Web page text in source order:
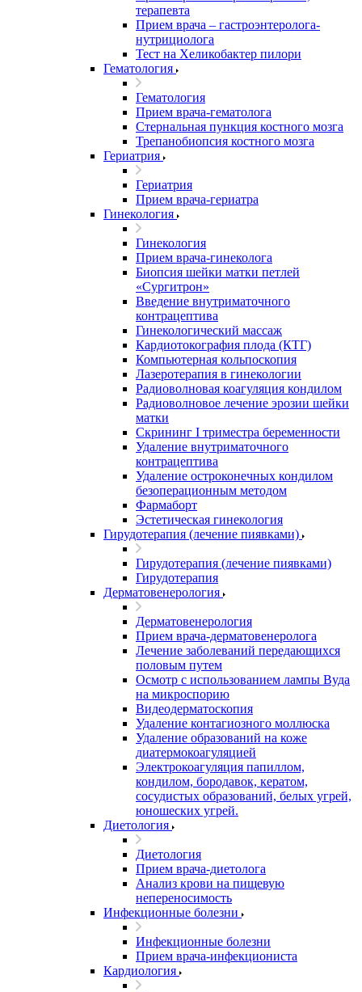
терапевта
Прием врача – гастроэнтеролога-
нутрициолога
Тест на Хеликобактер пилори
Гематология
Гематология
Прием врача-гематолога
Стернальная пункция костного мозга
Трепанобиопсия костного мозга
Гериатрия
Гериатрия
Прием врача-гериатра
Гинекология
Гинекология
Прием врача-гинеколога
Биопсия шейки матки петлей
«Сургитрон»
Введение внутриматочного
контрацептива
Гинекологический массаж
Кардиотокография плода (КТГ)
Компьютерная кольпоскопия
Лазеротерапия в гинекологии
Радиоволновая коагуляция кондилом
Радиоволновое лечение эрозии шейки
матки
Скрининг I триместра беременности
Удаление внутриматочного
контрацептива
Удаление остроконечных кондилом
безоперационным методом
Фармаборт
Эстетическая гинекология
Гирудотерапия (лечение пиявками)
Гирудотерапия (лечение пиявками)
Гирудотерапия
Дерматовенерология
Дерматовенерология
Прием врача-дерматовенеролога
Лечение заболеваний передающихся
половым путем
Осмотр с использованием лампы Вуда
на микроспорию
Видеодерматоскопия
Удаление контагиозного моллюска
Удаление образований на коже
диатермокоагуляцией
Электрокоагуляция папиллом,
кондилом, бородавок, кератом,
сосудистых образований, белых угрей,
юношеских угрей.
Диетология
Диетология
Прием врача-диетолога
Анализ крови на пищевую
непереносимость
Инфекционные болезни
Инфекционные болезни
Прием врача-инфекциониста
Кардиология